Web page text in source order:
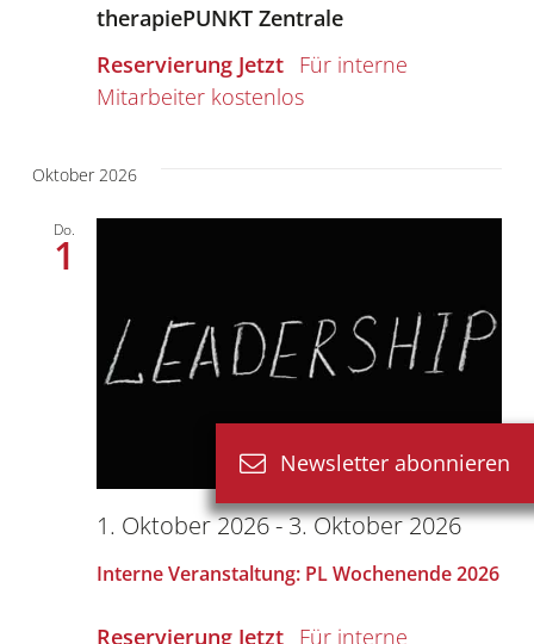
therapiePUNKT Zentrale
Reservierung Jetzt
kostenlos
Oktober 2026
Do.
1
Interne Veranstaltung: PL Wochenende 2026
1. Oktober 2026-3. Oktober 2026
Reservierung Jetzt
Newsletter abonnieren